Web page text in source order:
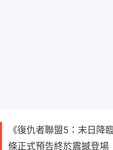
《復仇者聯盟5：末日降
條正式預告終於震撼登